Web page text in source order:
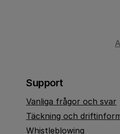
Support
Vanliga frågor och svar
Täckning och
Whistleblowing